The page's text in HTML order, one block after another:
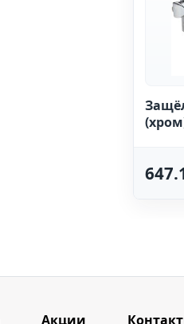
Акции